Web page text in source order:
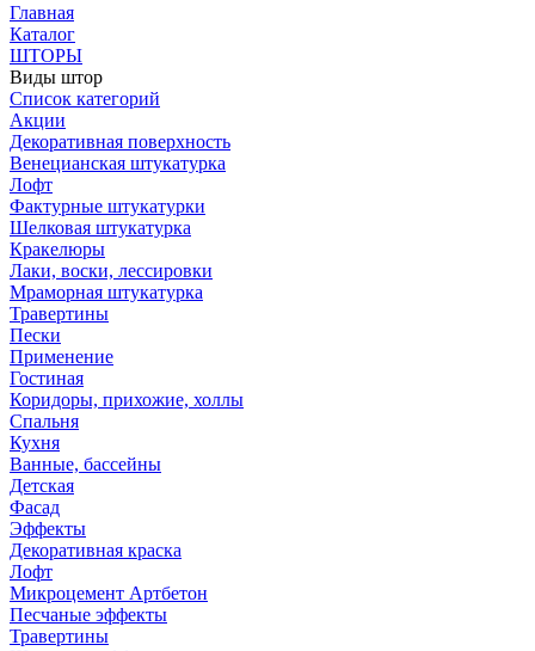
Главная
Каталог
ШТОРЫ
Виды штор
Список категорий
Акции
Декоративная поверхность
Венецианская штукатурка
Лофт
Фактурные штукатурки
Шелковая штукатурка
Кракелюры
Лаки, воски, лессировки
Мраморная штукатурка
Травертины
Пески
Применение
Гостиная
Коридоры, прихожие, холлы
Спальня
Кухня
Ванные, бассейны
Детская
Фасад
Эффекты
Декоративная краска
Лофт
Микроцемент Артбетон
Песчаные эффекты
Травертины